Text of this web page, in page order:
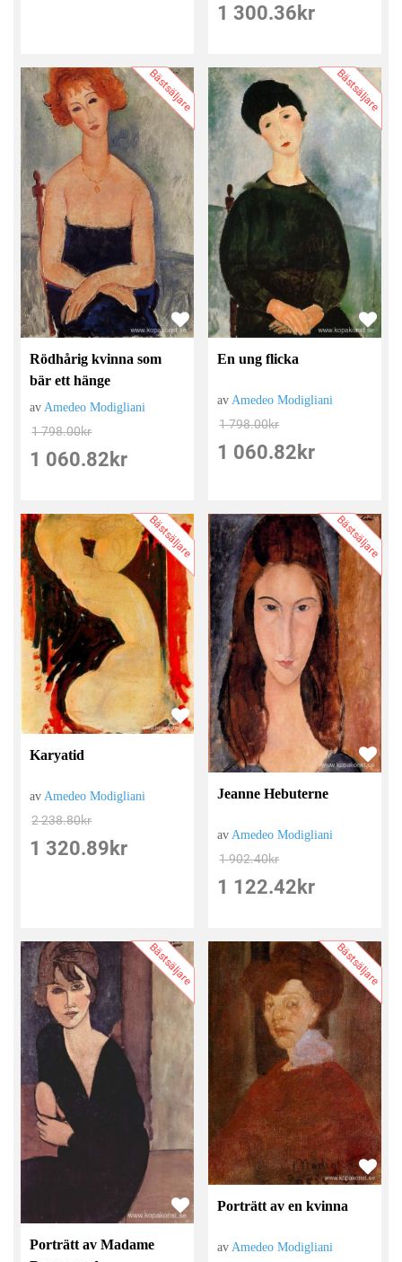
1 300.36 kr
Bästsäljare
Rödhårig kvinna som
bär ett hänge
avAmedeo Modigliani
1 798.00kr
1 060.82 kr
Bästsäljare
En ung flicka
avAmedeo Modigliani
1 798.00kr
1 060.82 kr
Bästsäljare
Karyatid
avAmedeo Modigliani
2 238.80kr
1 320.89 kr
Bästsäljare
Jeanne Hebuterne
avAmedeo Modigliani
1 902.40kr
1 122.42 kr
Bästsäljare
Porträtt av Madame
Bästsäljare
Porträtt av en kvinna
av Amedeo Modigliani